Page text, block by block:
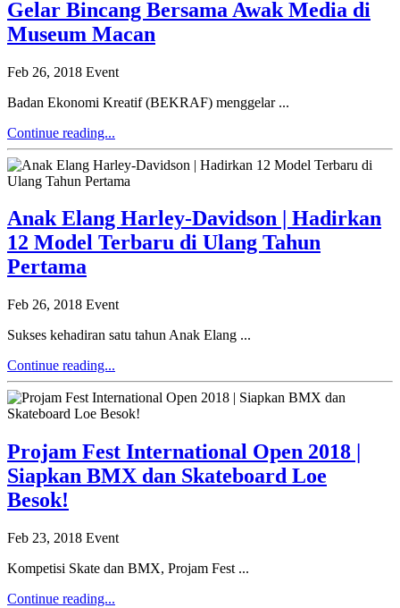
Gelar Bincang Bersama Awak Media di
Museum Macan
Feb 26, 2018 Event
Badan Ekonomi Kreatif (BEKRAF) menggelar ...
Continue reading...
Anak Elang Harley-Davidson | Hadirkan
12 Model Terbaru di Ulang Tahun
Pertama
Feb 26, 2018 Event
Sukses kehadiran satu tahun Anak Elang ...
Continue reading...
Projam Fest International Open 2018 |
Siapkan BMX dan Skateboard Loe
Besok!
Feb 23, 2018 Event
Kompetisi Skate dan BMX, Projam Fest ...
Continue reading...